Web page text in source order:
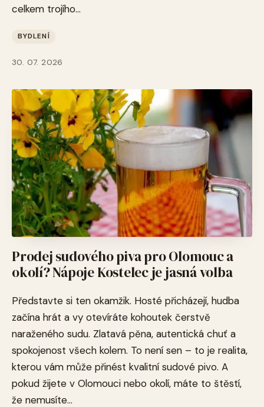
celkem trojího...
BYDLENÍ
30. 07. 2026
Prodej sudového piva pro Olomouc a
okolí? Nápoje Kostelec je jasná volba
Představte si ten okamžik. Hosté přicházejí, hudba
začína hrát a vy otevíráte kohoutek čerstvě
naraženého sudu. Zlatavá pěna, autentická chuť a
spokojenost všech kolem. To není sen – to je realita,
kterou vám může přinést kvalitní sudové pivo. A
pokud žijete v Olomouci nebo okolí, máte to štěstí,
že nemusíte...